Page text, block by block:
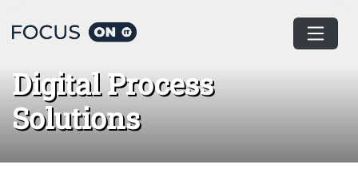
Home Digital Process Solutions
Digital Process
Solutions